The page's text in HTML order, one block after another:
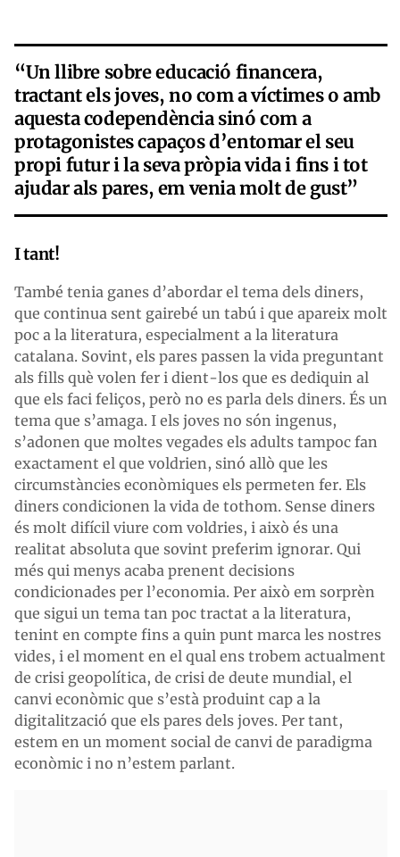
“Un llibre sobre educació financera,
tractant els joves, no com a víctimes o amb
aquesta codependència sinó com a
protagonistes capaços d’entomar el seu
propi futur i la seva pròpia vida i fins i tot
ajudar als pares, em venia molt de gust”
I tant!
També tenia ganes d’abordar el tema dels diners,
que continua sent gairebé un tabú i que apareix molt
poc a la literatura, especialment a la literatura
catalana. Sovint, els pares passen la vida preguntant
als fills què volen fer i dient-los que es dediquin al
que els faci feliços, però no es parla dels diners. És un
tema que s’amaga. I els joves no són ingenus,
s’adonen que moltes vegades els adults tampoc fan
exactament el que voldrien, sinó allò que les
circumstàncies econòmiques els permeten fer. Els
diners condicionen la vida de tothom. Sense diners
és molt difícil viure com voldries, i això és una
realitat absoluta que sovint preferim ignorar. Qui
més qui menys acaba prenent decisions
condicionades per l’economia. Per això em sorprèn
que sigui un tema tan poc tractat a la literatura,
tenint en compte fins a quin punt marca les nostres
vides, i el moment en el qual ens trobem actualment
de crisi geopolítica, de crisi de deute mundial, el
canvi econòmic que s’està produint cap a la
digitalització que els pares dels joves. Per tant,
estem en un moment social de canvi de paradigma
econòmic i no n’estem parlant.